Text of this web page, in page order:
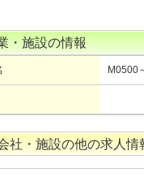
・施設の情報
M0500
社・施設の他の求人情